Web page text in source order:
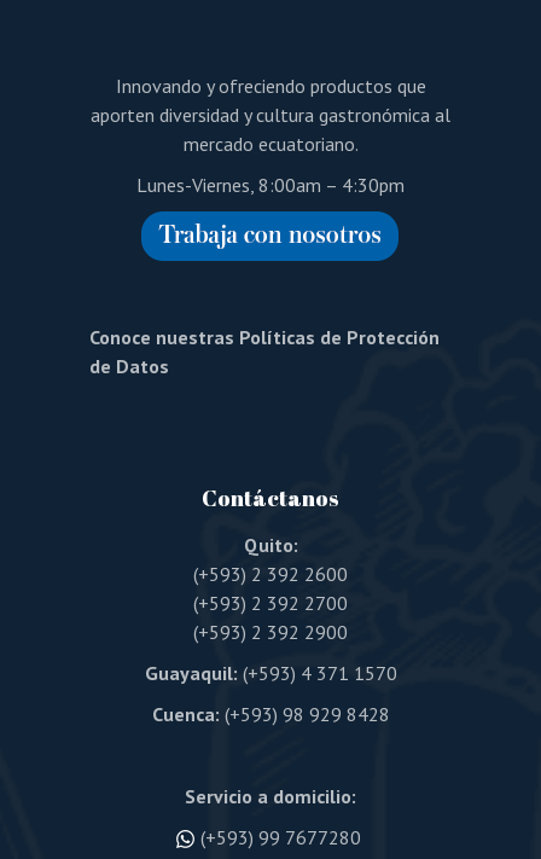
Innovando y ofreciendo productos que
aporten diversidad y cultura gastronómica al
mercado ecuatoriano.
Lunes-Viernes, 8:00am – 4:30pm
Conoce nuestras Políticas de Protección
de Datos
Contáctanos
Quito:
(+593) 2 392 2600
(+593) 2 392 2700
(+593) 2 392 2900
Guayaquil: (+593) 4 371 1570
Cuenca: (+593) 98 929 8428
Servicio a domicilio:
(+593) 99 7677280